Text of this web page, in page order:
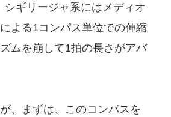
ギリージャ系にはメディオ
よる1コンパス単位での伸縮
ムを崩して1拍の長さがアバ
、まずは、このコンパスを